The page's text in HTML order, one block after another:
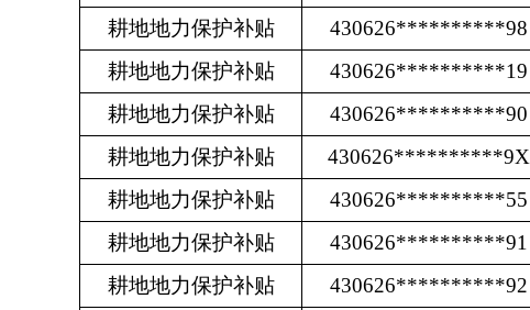
耕地地力保护补贴
430626**********98
耕地地力保护补贴
430626**********19
耕地地力保护补贴
430626**********90
耕地地力保护补贴
430626**********9X
耕地地力保护补贴
430626**********55
耕地地力保护补贴
430626**********91
耕地地力保护补贴
430626**********92